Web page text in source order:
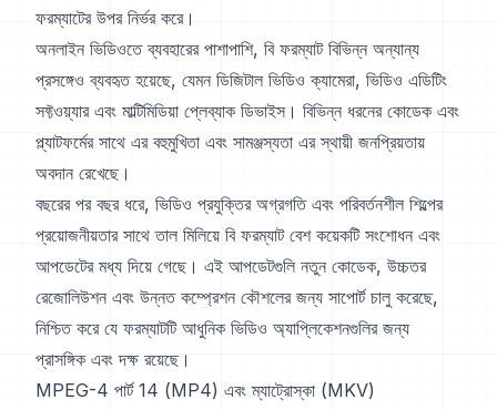
ফরম্যাটের উপর নির্ভর করে।
অনলাইন ভিডিওতে ব্যবহারের পাশাপাশি, বি ফরম্যাট বিভিন্ন অন্যান্য
প্রসঙ্গেও ব্যবহৃত হয়েছে, যেমন ডিজিটাল ভিডিও ক্যামেরা, ভিডিও এডিটিং
সফ্টওয়্যার এবং মাল্টিমিডিয়া প্লেব্যাক ডিভাইস। বিভিন্ন ধরনের কোডেক এবং
প্ল্যাটফর্মের সাথে এর বহুমুখিতা এবং সামঞ্জস্যতা এর স্থায়ী জনপ্রিয়তায়
অবদান রেখেছে।
বছরের পর বছর ধরে, ভিডিও প্রযুক্তির অগ্রগতি এবং পরিবর্তনশীল শিল্পের
প্রয়োজনীয়তার সাথে তাল মিলিয়ে বি ফরম্যাট বেশ কয়েকটি সংশোধন এবং
আপডেটের মধ্য দিয়ে গেছে। এই আপডেটগুলি নতুন কোডেক, উচ্চতর
রেজোলিউশন এবং উন্নত কম্প্রেশন কৌশলের জন্য সাপোর্ট চালু করেছে,
নিশ্চিত করে যে ফরম্যাটটি আধুনিক ভিডিও অ্যাপ্লিকেশনগুলির জন্য
প্রাসঙ্গিক এবং দক্ষ রয়েছে।
MPEG-4 পার্ট 14 (MP4) এবং ম্যাট্রোস্কা (MKV)